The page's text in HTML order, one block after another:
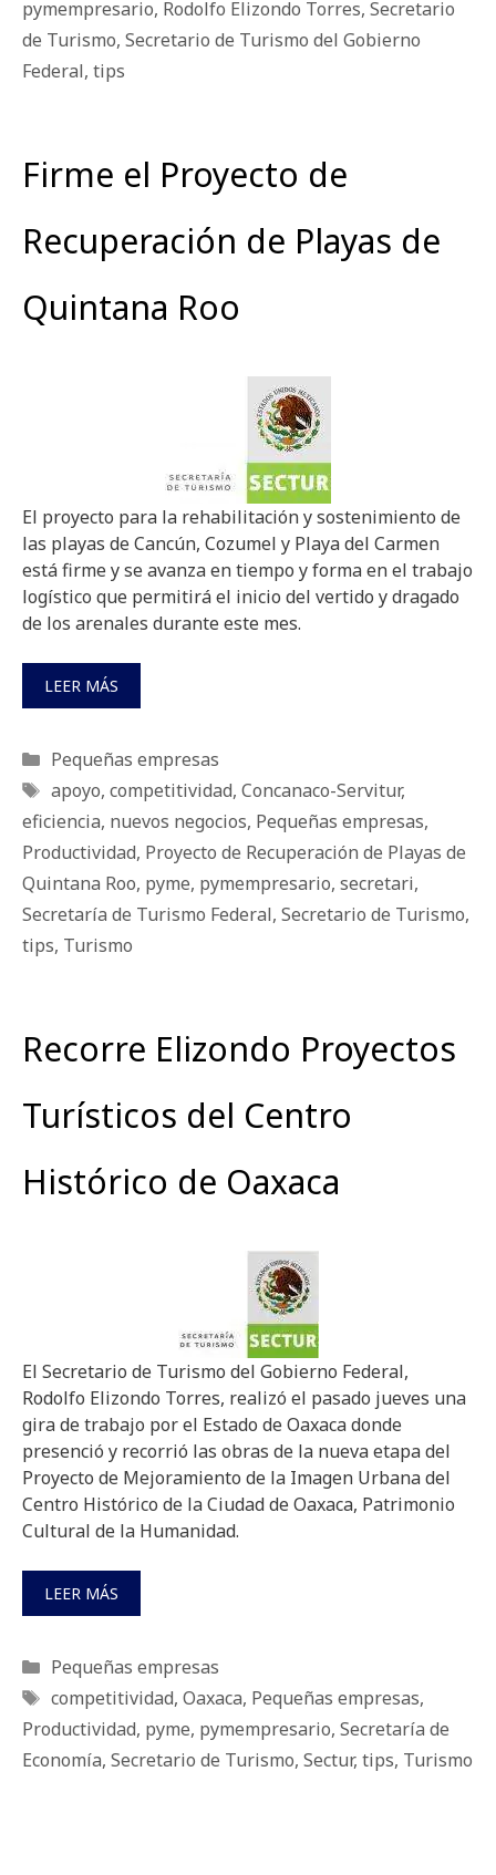
pymempresario, Rodolfo Elizondo Torres, Secretario
de Turismo, Secretario de Turismo del Gobierno
Federal, tips
Firme el Proyecto de
Recuperación de Playas de
Quintana Roo
El proyecto para la rehabilitación y sostenimiento de
las playas de Cancún, Cozumel y Playa del Carmen
está firme y se avanza en tiempo y forma en el trabajo
logístico que permitirá el inicio del vertido y dragado
de los arenales durante este mes.
LEER MÁS
Categorías
Pequeñas empresas
Etiquetas
apoyo, competitividad, Concanaco-Servitur,
eficiencia, nuevos negocios, Pequeñas empresas,
Productividad, Proyecto de Recuperación de Playas de
Quintana Roo, pyme, pymempresario, secretari,
Secretaría de Turismo Federal, Secretario de Turismo,
tips, Turismo
Recorre Elizondo Proyectos
Turísticos del Centro
Histórico de Oaxaca
El Secretario de Turismo del Gobierno Federal,
Rodolfo Elizondo Torres, realizó el pasado jueves una
gira de trabajo por el Estado de Oaxaca donde
presenció y recorrió las obras de la nueva etapa del
Proyecto de Mejoramiento de la Imagen Urbana del
Centro Histórico de la Ciudad de Oaxaca, Patrimonio
Cultural de la Humanidad.
LEER MÁS
Categorías
Pequeñas empresas
Etiquetas
competitividad, Oaxaca, Pequeñas empresas,
Productividad, pyme, pymempresario, Secretaría de
Economía, Secretario de Turismo, Sectur, tips, Turismo